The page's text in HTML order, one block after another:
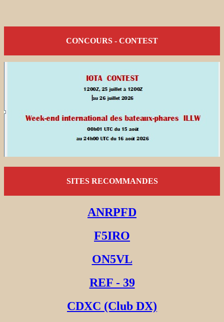
CONCOURS - CONTEST
SITES RECOMMANDES
ANRPFD
F5IRO
ON5VL
REF - 39
CDXC (Club DX)